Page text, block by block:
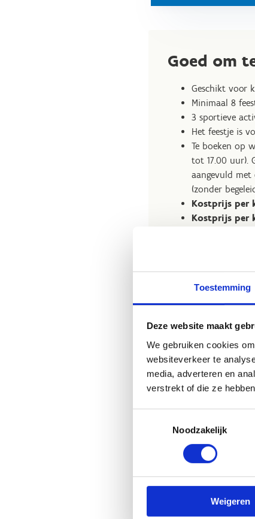
Toestemming
Deze website maakt
We gebruiken cookies
websiteverkeer te
media, adverteren en
verstrekt of die ze
Noodzakelijk
Weigeren
Goed om
Geschikt voor
Minimaal 8
3 sportieve
Het feestje is
Te boeken op
tot 17.00 uur).
aangevuld
(zonder
Kostprijs per
Kostprijs per
Stap 1: